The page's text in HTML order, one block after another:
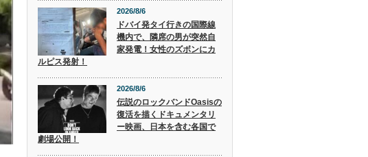
2026/8/6
ドバイ発タイ行きの国際線
機内で、隣席の男が突然自
家発電！女性のズボンにカ
ルピス発射！
2026/8/6
伝説のロックバンドOasisの
復活を描くドキュメンタリ
ー映画、日本を含む各国で
劇場公開！